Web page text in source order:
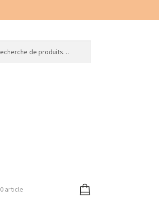
0 article